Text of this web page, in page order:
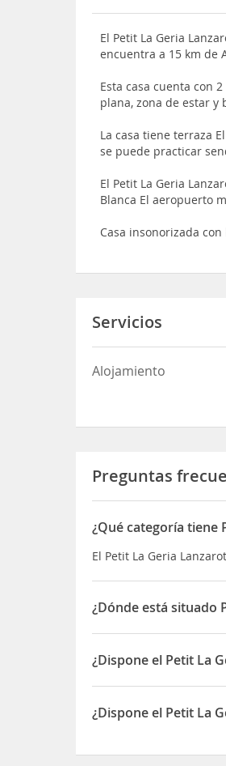
El Petit La Geria
encuentra a 15 km de
Esta casa cuenta con
plana, zona de estar y
La casa tiene terraza
se puede practicar
El Petit La Geria
Blanca El aeropuerto
Casa insonorizada
Servicios
Alojamiento
Preguntas
¿Qué categoría tiene
El Petit La Geria
¿Dónde está situado
El Petit La Geria
¿Dispone el Petit La
Sí, el Petit La Geria
¿Dispone el Petit La